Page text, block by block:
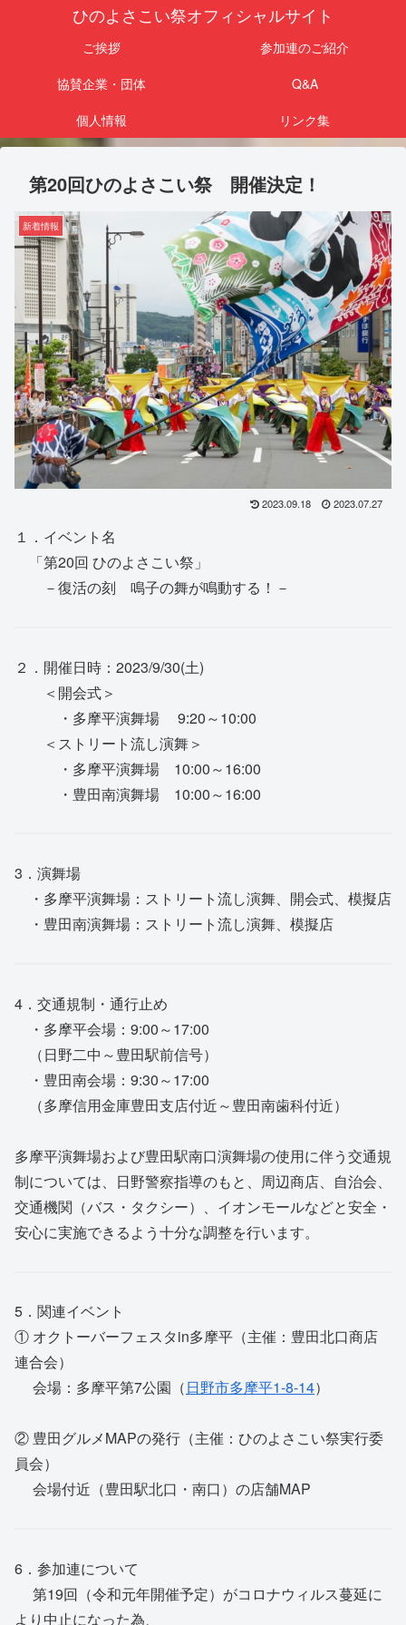
ひのよさこい祭オフィシャルサイト
ご挨拶
参加連のご紹介
協賛企業・団体
Q&A
個人情報
リンク集
第20回ひのよさこい祭 開催決定！
新着情報
2023.09.18 2023.07.27
１．イベント名
「第20回 ひのよさこい祭」
－復活の刻 鳴子の舞が鳴動する！－
２．開催日時：2023/9/30(土)
＜開会式＞
・多摩平演舞場 9:20～10:00
＜ストリート流し演舞＞
・多摩平演舞場 10:00～16:00
・豊田南演舞場 10:00～16:00
3．演舞場
・多摩平演舞場：ストリート流し演舞、開会式、模擬店
・豊田南演舞場：ストリート流し演舞、模擬店
4．交通規制・通行止め
・多摩平会場：9:00～17:00
（日野二中～豊田駅前信号）
・豊田南会場：9:30～17:00
（多摩信用金庫豊田支店付近～豊田南歯科付近）
多摩平演舞場および豊田駅南口演舞場の使用に伴う交通規
制については、日野警察指導のもと、周辺商店、自治会、
交通機関（バス・タクシー）、イオンモールなどと安全・
安心に実施できるよう十分な調整を行います。
5．関連イベント
① オクトーバーフェスタin多摩平（主催：豊田北口商店
連合会）
会場：多摩平第7公園（日野市多摩平1-8-14）
② 豊田グルメMAPの発行（主催：ひのよさこい祭実行委
員会）
会場付近（豊田駅北口・南口）の店舗MAP
6．参加連について
第19回（令和元年開催予定）がコロナウィルス蔓延に
より中止になった為、